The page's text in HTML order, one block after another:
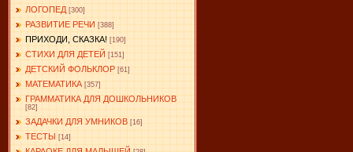
ЛОГОПЕД [300]
РАЗВИТИЕ РЕЧИ [388]
ПРИХОДИ, СКАЗКА! [190]
СТИХИ ДЛЯ ДЕТЕЙ [151]
ДЕТСКИЙ ФОЛЬКЛОР [61]
МАТЕМАТИКА [357]
ГРАММАТИКА ДЛЯ ДОШКОЛЬНИКОВ
[82]
ЗАДАЧКИ ДЛЯ УМНИКОВ [16]
ТЕСТЫ [14]